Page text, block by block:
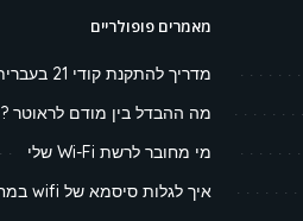
מאמרים פופולריים
מדריך להתקנת קודי 21 בעברית
מה ההבדל בין מודם לראוטר ?
מי מחובר לרשת Wi-Fi שלי
איך לגלות סיסמא של wifi במחשב